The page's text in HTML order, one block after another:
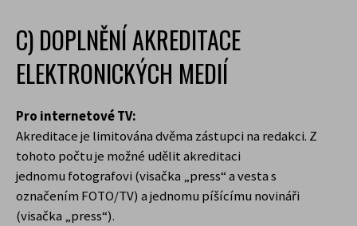
C) DOPLNĚNÍ AKREDITACE
ELEKTRONICKÝCH MEDIÍ
Pro internetové TV:
Akreditace je limitována dvěma zástupci na redakci. Z
tohoto počtu je možné udělit akreditaci
jednomu fotografovi (visačka „press“ a vesta s
označením FOTO/TV) a jednomu píšícímu novináři
(visačka „press“).